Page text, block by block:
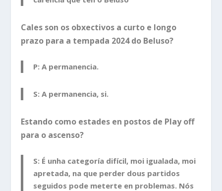
Cales son os obxectivos a curto e longo
prazo para a tempada 2024 do Beluso?
P: A permanencia.
S: A permanencia, si.
Estando como estades en postos de Play off
para o ascenso?
S: É unha categoría difícil, moi igualada, moi
apretada, na que perder dous partidos
seguidos pode meterte en problemas. Nós